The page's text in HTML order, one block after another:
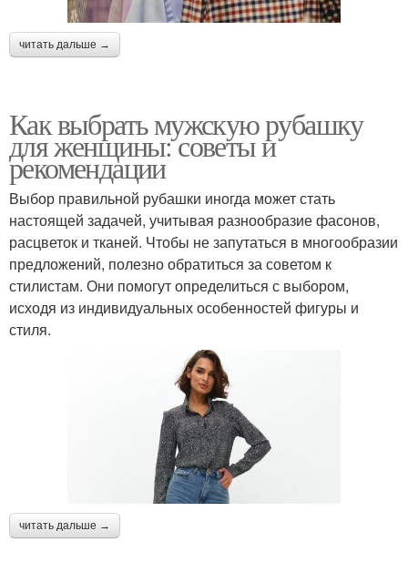
читать дальше →
Как выбрать мужскую рубашку
для женщины: советы и
рекомендации
Выбор правильной рубашки иногда может стать
настоящей задачей, учитывая разнообразие фасонов,
расцветок и тканей. Чтобы не запутаться в многообразии
предложений, полезно обратиться за советом к
стилистам. Они помогут определиться с выбором,
исходя из индивидуальных особенностей фигуры и
стиля.
читать дальше →